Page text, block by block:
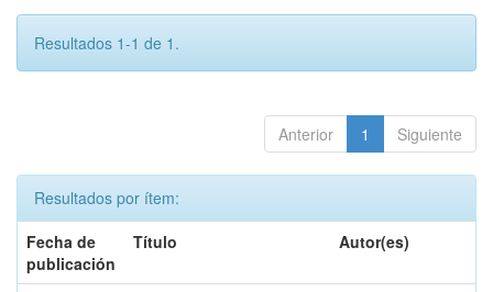
Resultados 1-1 de 1.
Anterior 1 Siguiente
Resultados por ítem:
Fecha de
publicación
Título Autor(es)